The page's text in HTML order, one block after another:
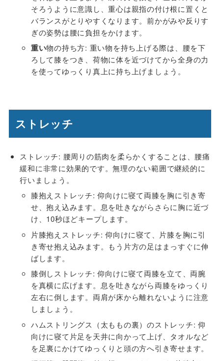
そろうように意識し、重心は親指の付け根に置くと
バランスがとりやすくなります。前かがみや反りす
ぎの姿勢は腰に負担をかけます。
重い物の持ち方: 重い物を持ち上げる際は、腰を下
ろして膝をつき、荷物に体を近づけてから全身の力
を使ってゆっくり真上に持ち上げましょう。
ストレッチ
ストレッチ: 腰周りの筋肉を柔らかくすることは、腰痛
緩和に非常に効果的です。無理のない範囲で継続的に
行いましょう。
膝抱えストレッチ: 仰向けに寝て両膝を胸に引き寄
せ、抱え込みます。息を吐きながらさらに胸に近づ
け、10秒ほどキープします。
片膝抱えストレッチ: 仰向けに寝て、片膝を胸に引
き寄せ抱え込みます。もう片方の足はまっすぐに伸
ばします。
膝倒しストレッチ: 仰向けに寝て両膝を立て、両腕
を真横に広げます。息を吐きながら両膝をゆっくり
左右に倒します。両肩が床から離れないように注意
しましょう。
ハムストリングス（太ももの裏）のストレッチ: 仰
向けに寝て片足を天井に向かって上げ、タオルなど
を足裏にかけてゆっくりと頭の方へ引き寄せます。